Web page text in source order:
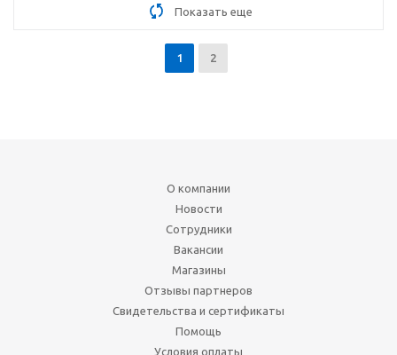
Показать еще
1 2
О компании
Новости
Сотрудники
Вакансии
Магазины
Отзывы партнеров
Свидетельства и сертификаты
Помощь
Условия оплаты